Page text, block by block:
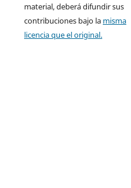
material, deberá difundir sus
contribuciones bajo la misma
licencia que el original.